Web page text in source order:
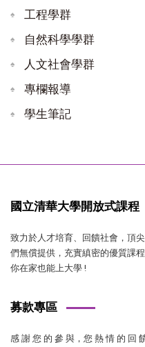
工程學群
自然科學學群
人文社會學群
專欄報導
學生筆記
國立清華大學開放式課程
致力於人才培育、回饋社會，頂
們無償提供，充實縝密的優質課
你在家也能上大學 !
募款專區
感 謝 您 的 參 與，您 熱 情 的 回